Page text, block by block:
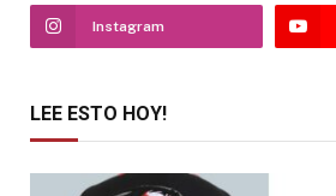
Instagram
LEE ESTO HOY!